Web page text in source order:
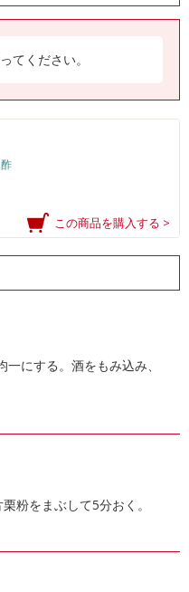
てください。
この商品を購入する >
にする。酒をもみ込み、
粉をまぶして5分おく。